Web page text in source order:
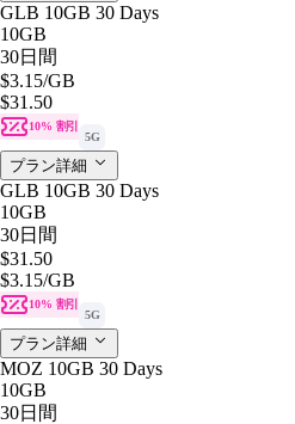
GLB 10GB 30 Days
10GB
30日間
$3.15/GB
$31.50
10% 割引
5G
プラン詳細
GLB 10GB 30 Days
10GB
30日間
$31.50
$3.15/GB
10% 割引
5G
プラン詳細
MOZ 10GB 30 Days
10GB
30日間